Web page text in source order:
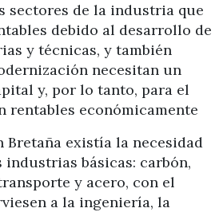
sectores de la industria que
debido al desarrollo de
y técnicas, y también
necesitan un
y, por lo tanto, para el
rentables económicamente
Bretaña existía la necesidad
básicas: carbón,
y acero, con el
a la ingeniería, la